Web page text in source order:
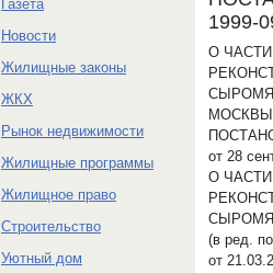
1999-
О
МОСКВЫ
от 28
О
(в ред.
от
Газета
Новости
Жилищные законы
ЖКХ
Рынок недвижимости
Жилищные программы
Жилищное право
Строительство
Уютный дом